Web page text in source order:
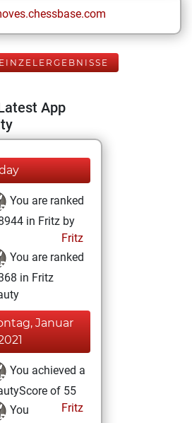
App
You are ranked
in Fritz by
Fritz
You are ranked
in Fritz
Januar
You achieved a
of 55
Fritz
You